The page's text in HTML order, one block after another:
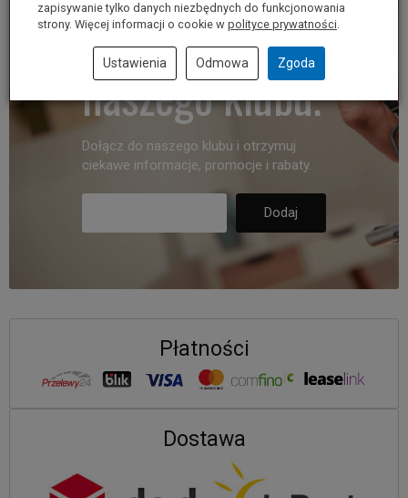
Dołącz do
naszego klubu.
Dołącz do naszego klubu i otrzymuj
ciekawe informacje, promocje i rabaty.
Płatności
Dostawa
zapisywanie tylko danych niezbędnych do funkcjonowania
strony. Więcej informacji o cookie w polityce prywatności.
Ustawienia Odmowa Zgoda